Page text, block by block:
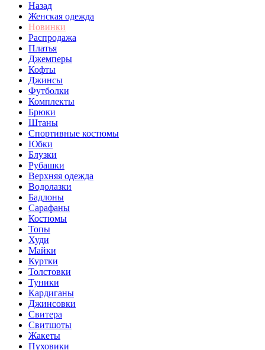
Назад
Женская одежда
Новинки
Распродажа
Платья
Джемперы
Кофты
Джинсы
Футболки
Комплекты
Брюки
Штаны
Спортивные костюмы
Юбки
Блузки
Рубашки
Верхняя одежда
Водолазки
Бадлоны
Сарафаны
Костюмы
Топы
Худи
Майки
Куртки
Толстовки
Туники
Кардиганы
Джинсовки
Свитера
Свитшоты
Жакеты
Пуховики